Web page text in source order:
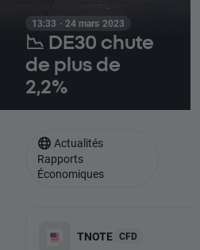
13:33 · 24 mars 2023
📉 DE30 chute
de plus de
2,2%
TNOTE CFD
Actualités
Rapports
Économiques